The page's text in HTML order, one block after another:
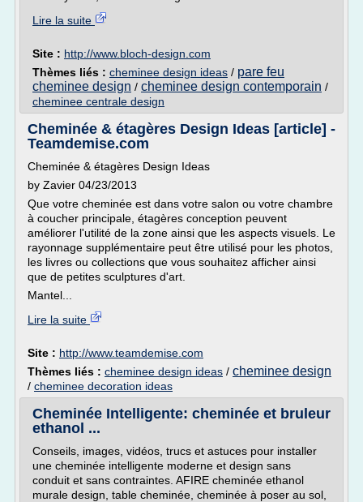
Lire la suite
Site : http://www.bloch-design.com
Thèmes liés : cheminee design ideas / pare feu
cheminee design / cheminee design contemporain /
cheminee centrale design
Cheminée & étagères Design Ideas [article] -
Teamdemise.com
Cheminée & étagères Design Ideas
by Zavier 04/23/2013
Que votre cheminée est dans votre salon ou votre chambre
à coucher principale, étagères conception peuvent
améliorer l'utilité de la zone ainsi que les aspects visuels. Le
rayonnage supplémentaire peut être utilisé pour les photos,
les livres ou collections que vous souhaitez afficher ainsi
que de petites sculptures d'art.
Mantel...
Lire la suite
Site : http://www.teamdemise.com
Thèmes liés : cheminee design ideas / cheminee design
/ cheminee decoration ideas
Cheminée Intelligente: cheminée et bruleur
ethanol ...
Conseils, images, vidéos, trucs et astuces pour installer
une cheminée intelligente moderne et design sans
conduit et sans contraintes. AFIRE cheminée ethanol
murale design, table cheminée, cheminée à poser au sol,